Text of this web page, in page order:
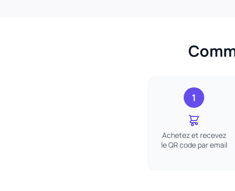
1
Achetez et recevez
le QR code par email